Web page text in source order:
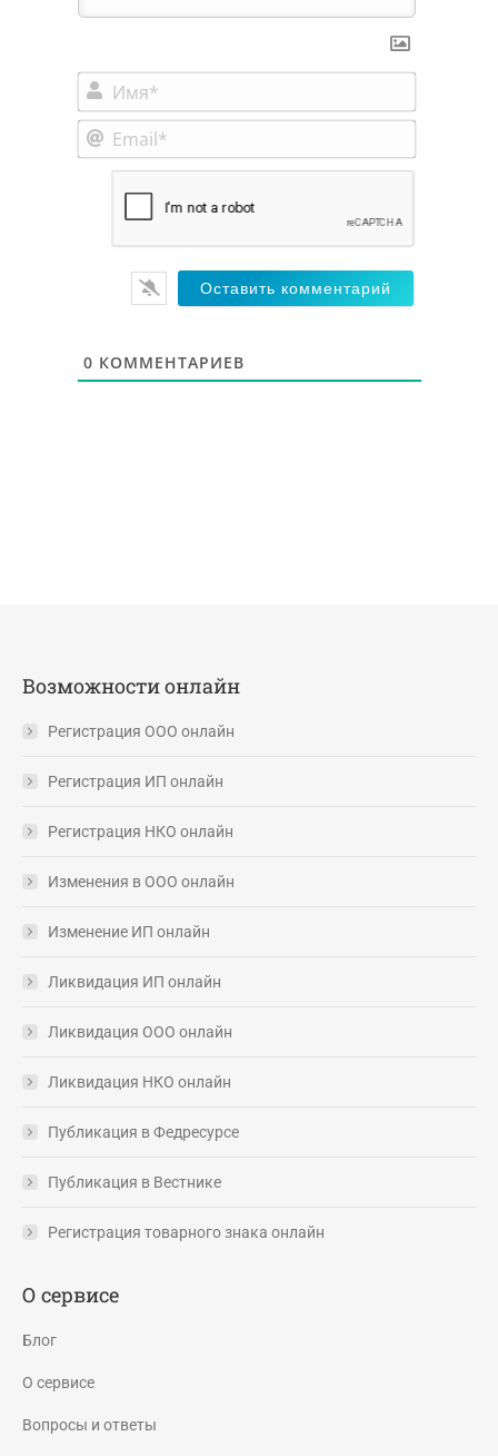
Email*
0 КОММЕНТАРИЕВ
Возможности онлайн
Регистрация ООО онлайн
Регистрация ИП онлайн
Регистрация НКО онлайн
Изменения в ООО онлайн
Изменение ИП онлайн
Ликвидация ИП онлайн
Ликвидация ООО онлайн
Ликвидация НКО онлайн
Публикация в Федресурсе
Публикация в Вестнике
Регистрация товарного знака онлайн
О сервисе
Блог
О сервисе
Вопросы и ответы